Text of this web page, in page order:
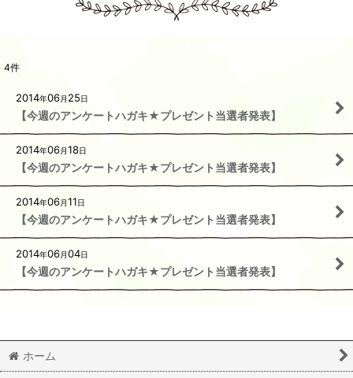
4件
2014年06月 25日
【今週のアンケートハガキ★プレゼント当選者発表】
2014年06月18日
【今週のアンケートハガキ★プレゼント当選者発表】
2014年06月11日
【今週のアンケートハガキ★プレゼント当選者発表】
2014年06月04日
【今週のアンケートハガキ★プレゼント当選者発表】
ホーム